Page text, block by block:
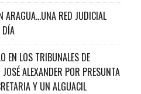
ARAGUA…UNA RED JUDICIAL
DÍA
EN LOS TRIBUNALES DE
ALEXANDER POR PRESUNTA
Y UN ALGUACIL